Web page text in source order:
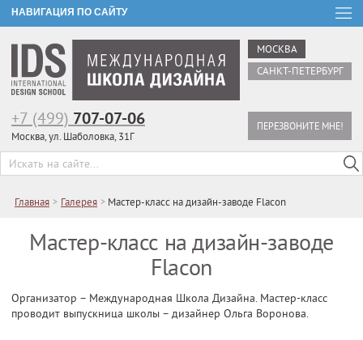
НАВИГАЦИЯ ПО САЙТУ
МОСКВА
САНКТ-ПЕТЕРБУРГ
ПЕРЕЗВОНИТЕ МНЕ!
+7 (499) 707-07-06
Москва, ул. Шаболовка, 31Г
Главная > Галерея > Мастер-класс на дизайн-заводе Flacon
Мастер-класс на дизайн-заводе
Flacon
Организатор – Международная Школа Дизайна. Мастер-класс
проводит выпускница школы – дизайнер Ольга Воронова.